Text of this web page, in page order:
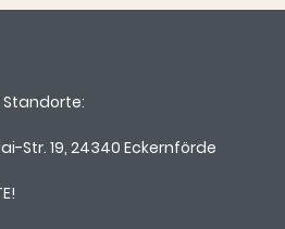
Standorte:
Str. 19, 24340 Eckernförde